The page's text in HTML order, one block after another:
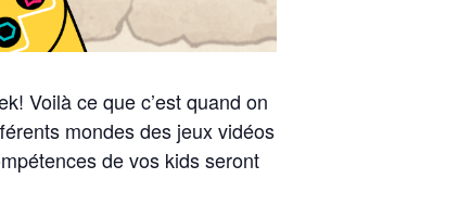
Voilà ce que c’est quand on
mondes des jeux vidéos
de vos kids seront